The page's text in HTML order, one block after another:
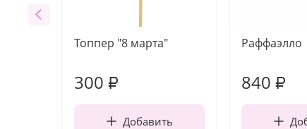
Топпер "8 марта"
300 ₽
Добавить
Раффаэлло
840 ₽